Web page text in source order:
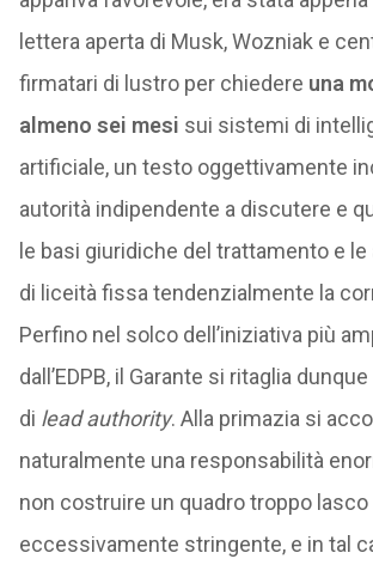
lettera aperta di Musk, Wozniak e
firmatari di lustro per chiedere una
almeno sei mesi sui sistemi di
artificiale, un testo oggettivamente
autorità indipendente a discutere e
le basi giuridiche del trattamento e
di liceità fissa tendenzialmente la
Perfino nel solco dell’iniziativa più
dall’EDPB, il Garante si ritaglia
di lead authority. Alla primazia si
naturalmente una responsabilità
non costruire un quadro troppo lasco
eccessivamente stringente, e in tal